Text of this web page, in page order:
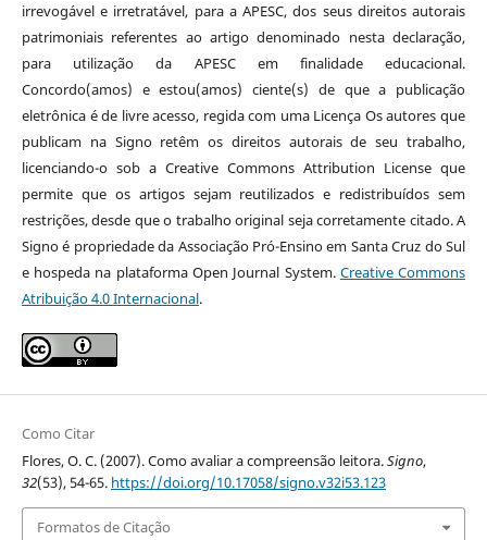
irrevogável e irretratável, para a APESC, dos seus direitos autorais
patrimoniais referentes ao artigo denominado nesta declaração,
para utilização da APESC em finalidade educacional.
Concordo(amos) e estou(amos) ciente(s) de que a publicação
eletrônica é de livre acesso, regida com uma Licença Os autores que
publicam na Signo retêm os direitos autorais de seu trabalho,
licenciando-o sob a Creative Commons Attribution License que
permite que os artigos sejam reutilizados e redistribuídos sem
restrições, desde que o trabalho original seja corretamente citado. A
Signo é propriedade da Associação Pró-Ensino em Santa Cruz do Sul
e hospeda na plataforma Open Journal System. Creative Commons
Atribuição 4.0 Internacional.
Como Citar
Flores, O. C. (2007). Como avaliar a compreensão leitora.Signo,
32(53), 54-65. https://doi.org/10.17058/signo.v32i53.123
Formatos de Citação